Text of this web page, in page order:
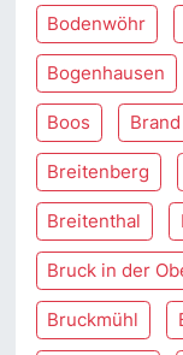
Bodenwöhr
Bogenhausen
Boos Brand
Breitenberg
Breitenthal
Bruck in der
Bruckmühl